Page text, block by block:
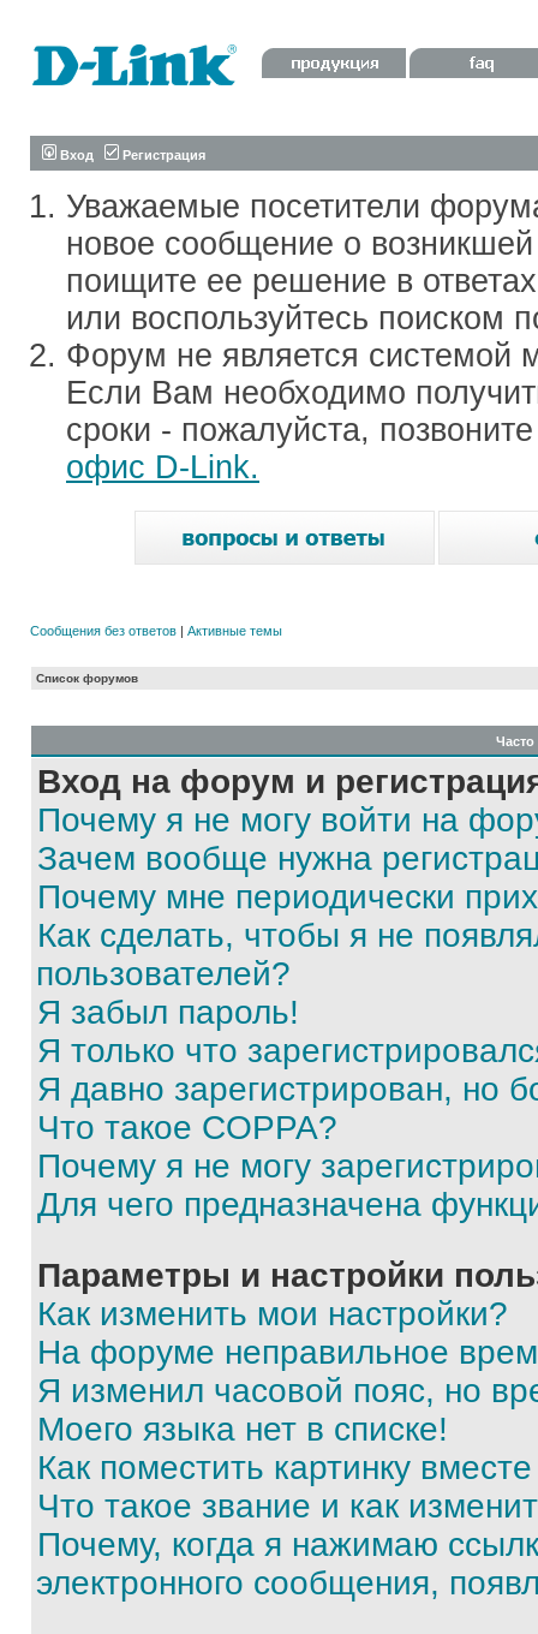
Вход Регистрация
Уважаемые посетители
новое сообщение о
поищите ее решение в
или воспользуйтесь поиском
Форум не является системой
Если Вам необходимо
сроки - пожалуйста,
офис D-Link.
Сообщения без ответов | Активные темы
Список форумов
Вход на форум и
Почему я не могу войти на
Зачем вообще нужна
Почему мне периодически
Как сделать, чтобы я не
пользователей?
Я забыл пароль!
Я только что
Я давно зарегистрирован, но
Что такое COPPA?
Почему я не могу
Для чего предназначена
Параметры и настройки
Как изменить мои настройки?
На форуме неправильное
Я изменил часовой пояс, но
Моего языка нет в списке!
Как поместить картинку
Что такое звание и как
Почему, когда я нажимаю
электронного сообщения,